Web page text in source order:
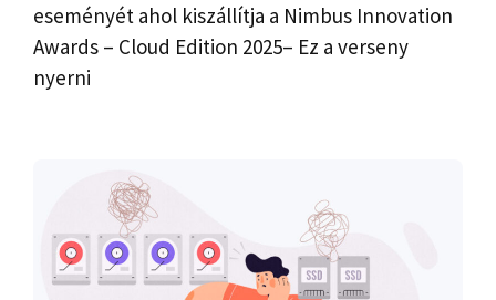
eseményét ahol kiszállítja a Nimbus Innovation
Awards – Cloud Edition 2025– Ez a verseny
nyerni